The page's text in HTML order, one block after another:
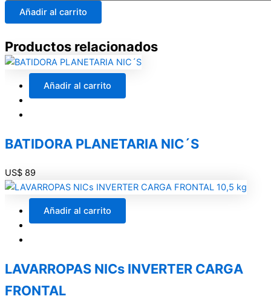
Combinada
cantidad
Añadir al carrito
Productos relacionados
Añadir al carrito
BATIDORA PLANETARIA NIC´S
US$ 89
Añadir al carrito
LAVARROPAS NICs INVERTER CARGA
FRONTAL
El
precio
original
El
precio
actual